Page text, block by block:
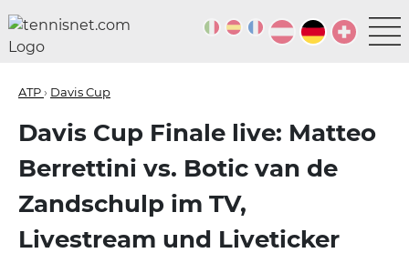
ATP› Davis Cup
Davis Cup Finale live: Matteo
Berrettini vs. Botic van de
Zandschulp im TV,
Livestream und Liveticker